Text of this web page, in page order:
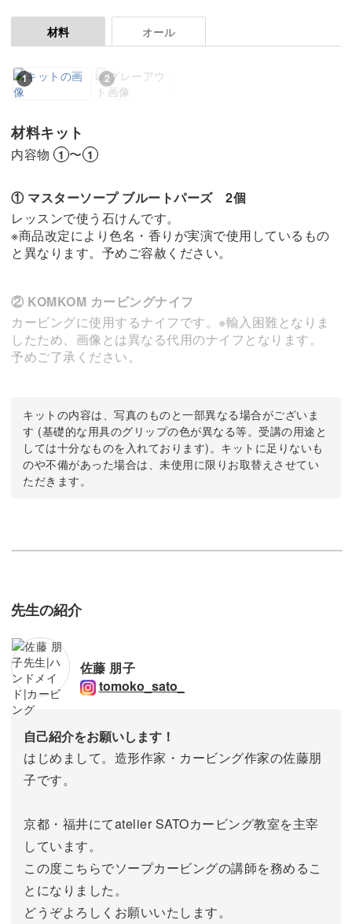
材料 オール
1 2
材料キット
内容物 1 〜 1
① マスターソープ ブルートパーズ 2個
レッスンで使う石けんです。
※商品改定により色名・香りが実演で使用しているもの
と異なります。予めご容赦ください。
② KOMKOM カービングナイフ
カービングに使用するナイフです。※輸入困難となりま
したため、画像とは異なる代用のナイフとなります。
予めご了承ください。
キットの内容は、写真のものと一部異なる場合がございま
す (基礎的な用具のグリップの色が異なる等。受講の用途と
しては十分なものを入れております)。キットに足りないも
のや不備があった場合は、未使用に限りお取替えさせてい
ただきます。
先生の紹介
佐藤 朋子
tomoko_sato_
自己紹介をお願いします！
はじめまして。造形作家・カービング作家の佐藤朋
子です。
京都・福井にてatelier SATOカービング教室を主宰
しています。
この度こちらでソープカービングの講師を務めるこ
とになりました。
どうぞよろしくお願いいたします。